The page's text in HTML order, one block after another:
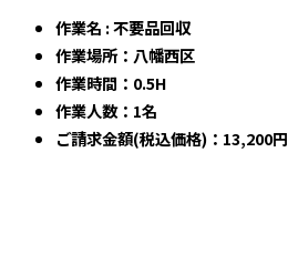
作業名 : 不要品回収
作業場所：八幡西区
作業時間：0.5H
作業人数：1名
ご請求金額(税込価格)：13,200円